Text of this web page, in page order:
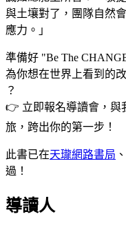
與土壤對了，團隊自然
應力。」
準備好 "Be The
為你想在世界上看到的
？
👉 立即報名導讀會，與
旅，跨出你的第一步！
此書已在天瓏網路書局 、
過！
導讀人